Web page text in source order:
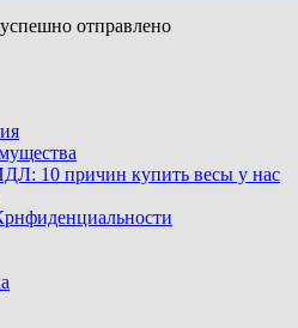
отправлено
10 причин купить весы у нас